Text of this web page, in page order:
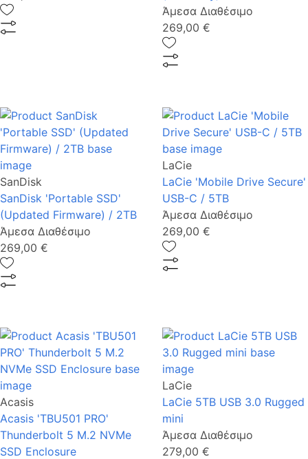
Άμεσα Διαθέσιμο
269,00 €
SanDisk
SanDisk 'Portable SSD'
(Updated Firmware) / 2TB
Άμεσα Διαθέσιμο
269,00 €
LaCie
LaCie 'Mobile Drive Secure'
USB-C / 5TB
Άμεσα Διαθέσιμο
269,00 €
Acasis
Acasis 'TBU501 PRO'
Thunderbolt 5 M.2 NVMe
SSD Enclosure
LaCie
LaCie 5TB USB 3.0 Rugged
mini
Άμεσα Διαθέσιμο
279,00 €